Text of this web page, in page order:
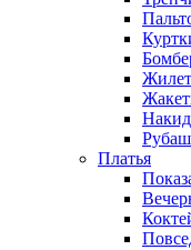
Платья